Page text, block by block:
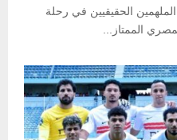
الحقيقيين في رحلة
الممتاز...